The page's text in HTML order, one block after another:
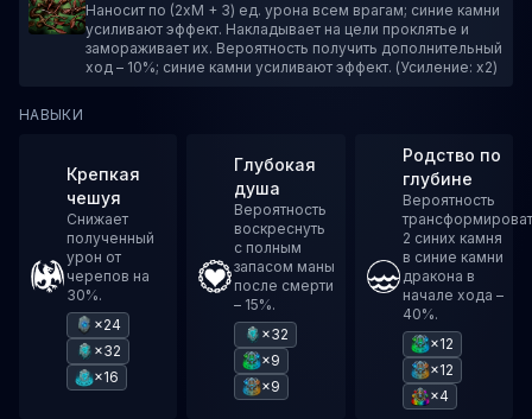
Наносит по (2xM + 3) ед. урона всем врагам; синие камни
усиливают эффект. Накладывает на цели проклятье и
замораживает их. Вероятность получить дополнительный
ход – 10%; синие камни усиливают эффект. (Усиление: x2)
НАВЫКИ
Крепкая
чешуя
Снижает
полученный
урон от
черепов на
30%.
×24
×32
×16
Глубокая
душа
Вероятность
воскреснуть
с полным
запасом маны
после смерти
– 15%.
×32
×9
×9
Родство по
глубине
Вероятность
2 синих камня
в синие камни
дракона в
начале хода –
40%.
×12
×12
×4